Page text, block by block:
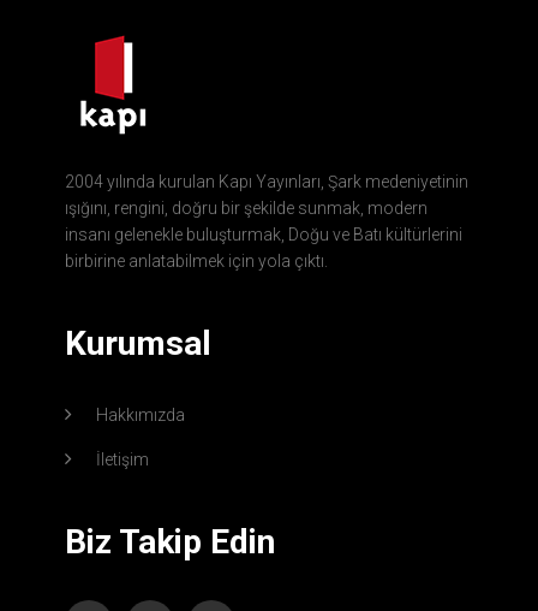
2004 yılında kurulan Kapı Yayınları, Şark medeniyetinin
ışığını, rengini, doğru bir şekilde sunmak, modern
insanı gelenekle buluşturmak, Doğu ve Batı kültürlerini
birbirine anlatabilmek için yola çıktı.
Kurumsal
Hakkımızda
İletişim
Biz Takip Edin